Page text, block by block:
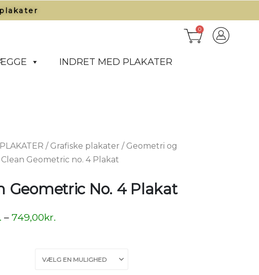
0
INDRET MED PLAKATER
PLAKATER / Grafiske plakater / Geometri og
Geometric no. 4 Plakat
Geometric No. 4 Plakat
– 749,00kr.